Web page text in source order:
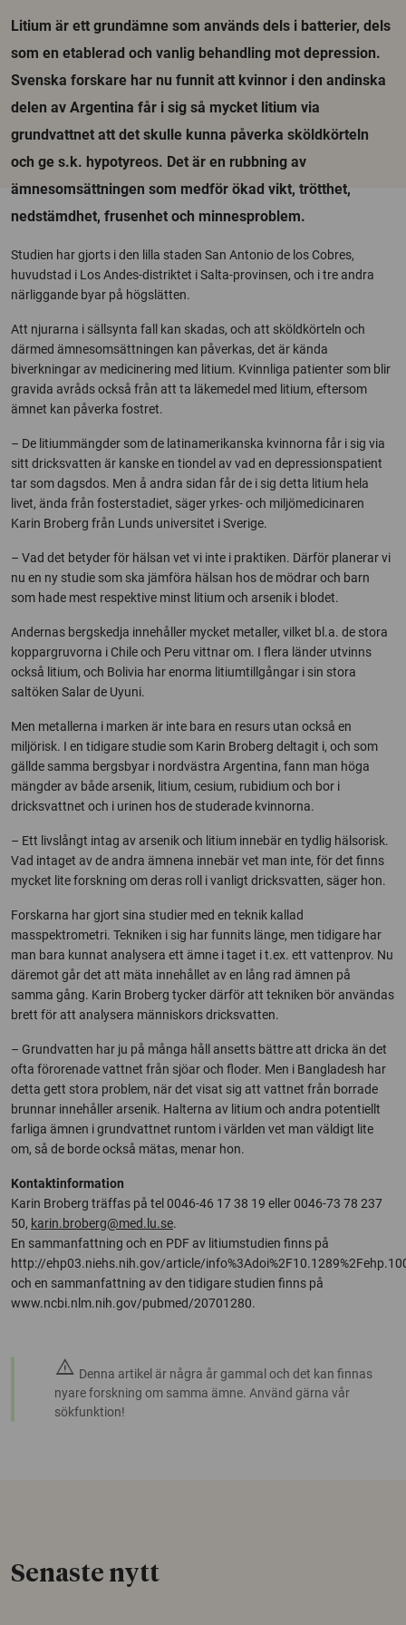
Litium är ett grundämne som används dels i batterier, dels
som en etablerad och vanlig behandling mot depression.
Svenska forskare har nu funnit att kvinnor i den andinska
delen av Argentina får i sig så mycket litium via
grundvattnet att det skulle kunna påverka sköldkörteln
och ge s.k. hypotyreos. Det är en rubbning av
ämnesomsättningen som medför ökad vikt, trötthet,
nedstämdhet, frusenhet och minnesproblem.
Studien har gjorts i den lilla staden San Antonio de los Cobres,
huvudstad i Los Andes-distriktet i Salta-provinsen, och i tre andra
närliggande byar på högslätten.
Att njurarna i sällsynta fall kan skadas, och att sköldkörteln och
därmed ämnesomsättningen kan påverkas, det är kända
biverkningar av medicinering med litium. Kvinnliga patienter som blir
gravida avråds också från att ta läkemedel med litium, eftersom
ämnet kan påverka fostret.
– De litiummängder som de latinamerikanska kvinnorna får i sig via
sitt dricksvatten är kanske en tiondel av vad en depressionspatient
tar som dagsdos. Men å andra sidan får de i sig detta litium hela
livet, ända från fosterstadiet, säger yrkes- och miljömedicinaren
Karin Broberg från Lunds universitet i Sverige.
– Vad det betyder för hälsan vet vi inte i praktiken. Därför planerar vi
nu en ny studie som ska jämföra hälsan hos de mödrar och barn
som hade mest respektive minst litium och arsenik i blodet.
Andernas bergskedja innehåller mycket metaller, vilket bl.a. de stora
koppargruvorna i Chile och Peru vittnar om. I flera länder utvinns
också litium, och Bolivia har enorma litiumtillgångar i sin stora
saltöken Salar de Uyuni.
Men metallerna i marken är inte bara en resurs utan också en
miljörisk. I en tidigare studie som Karin Broberg deltagit i, och som
gällde samma bergsbyar i nordvästra Argentina, fann man höga
mängder av både arsenik, litium, cesium, rubidium och bor i
dricksvattnet och i urinen hos de studerade kvinnorna.
– Ett livslångt intag av arsenik och litium innebär en tydlig hälsorisk.
Vad intaget av de andra ämnena innebär vet man inte, för det finns
mycket lite forskning om deras roll i vanligt dricksvatten, säger hon.
Forskarna har gjort sina studier med en teknik kallad
masspektrometri. Tekniken i sig har funnits länge, men tidigare har
man bara kunnat analysera ett ämne i taget i t.ex. ett vattenprov. Nu
däremot går det att mäta innehållet av en lång rad ämnen på
samma gång. Karin Broberg tycker därför att tekniken bör användas
brett för att analysera människors dricksvatten.
– Grundvatten har ju på många håll ansetts bättre att dricka än det
ofta förorenade vattnet från sjöar och floder. Men i Bangladesh har
detta gett stora problem, när det visat sig att vattnet från borrade
brunnar innehåller arsenik. Halterna av litium och andra potentiellt
farliga ämnen i grundvattnet runtom i världen vet man väldigt lite
om, så de borde också mätas, menar hon.
Kontaktinformation
Karin Broberg träffas på tel 0046-46 17 38 19 eller 0046-73 78 237
50, karin.broberg@med.lu.se.
En sammanfattning och en PDF av litiumstudien finns på
http://ehp03.niehs.nih.gov/article/
och en sammanfattning av den tidigare studien finns på
www.ncbi.nlm.nih.gov/pubmed/20701280.
warning Denna artikel är några år gammal och det kan finnas
nyare forskning om samma ämne. Använd gärna vår
sökfunktion!
Senaste nytt